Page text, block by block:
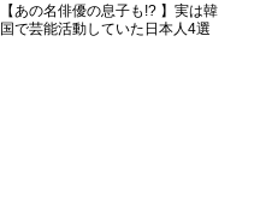
【あの名俳優の息子も!? 】実は韓
国で芸能活動していた日本人4選